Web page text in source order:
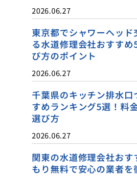
2026.06.27
東京都でシャワーヘッド
る水道修理会社おすす
び方のポイント
2026.06.27
千葉県のキッチン排水口
すめランキング5選！料
選び方
2026.06.27
関東の水道修理会社お
もり無料で安心の業者を